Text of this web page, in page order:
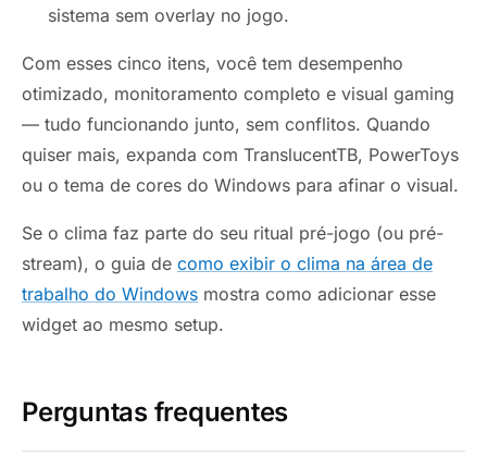
sistema sem overlay no jogo.
Com esses cinco itens, você tem desempenho
otimizado, monitoramento completo e visual gaming
— tudo funcionando junto, sem conflitos. Quando
quiser mais, expanda com TranslucentTB, PowerToys
ou o tema de cores do Windows para afinar o visual.
Se o clima faz parte do seu ritual pré-jogo (ou pré-
stream), o guia de como exibir o clima na área de
trabalho do Windows mostra como adicionar esse
widget ao mesmo setup.
Perguntas frequentes